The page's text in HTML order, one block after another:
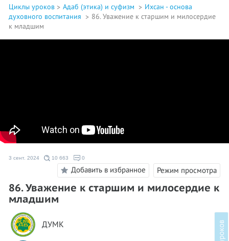
Циклы уроков Адаб (этика) и суфизм
Ихсан - основа
духовного воспитания
86. Уважение к старшим и милосердие
к младшим
3 сент. 2024 10 663 0
Добавить в избранное Режим просмотра
86. Уважение к старшим и милосердие к
младшим
ДУМК